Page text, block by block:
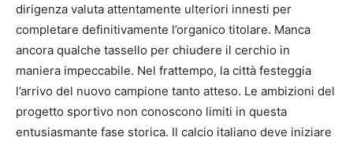
dirigenza valuta attentamente ulteriori innesti per
completare definitivamente l’organico titolare. Manca
ancora qualche tassello per chiudere il cerchio in
maniera impeccabile. Nel frattempo, la città festeggia
l’arrivo del nuovo campione tanto atteso. Le ambizioni del
progetto sportivo non conoscono limiti in questa
entusiasmante fase storica. Il calcio italiano deve iniziare